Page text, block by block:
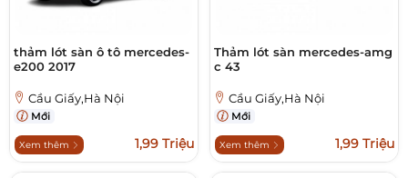
thảm lót sàn ô tô mercedes-
e200 2017
Cầu Giấy,Hà Nội
Mới
Xem thêm 1,99 Triệu
Thảm lót sàn mercedes-amg
c 43
Cầu Giấy,Hà Nội
Mới
Xem thêm 1,99 Triệu